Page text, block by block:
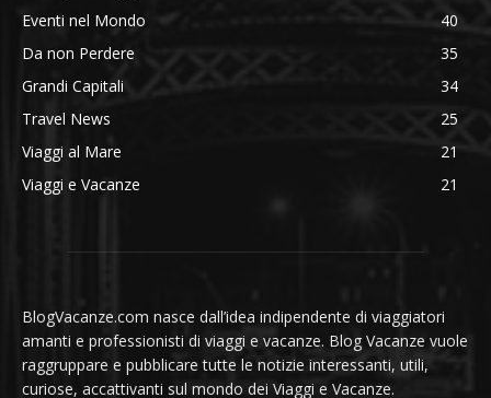
Eventi nel Mondo
40
Da non Perdere
35
Grandi Capitali
34
Travel News
25
Viaggi al Mare
21
Viaggi e Vacanze
21
BlogVacanze.com nasce dall’idea indipendente di viaggiatori
amanti e professionisti di viaggi e vacanze. Blog Vacanze vuole
raggruppare e pubblicare tutte le notizie interessanti, utili,
curiose, accattivanti sul mondo dei Viaggi e Vacanze.